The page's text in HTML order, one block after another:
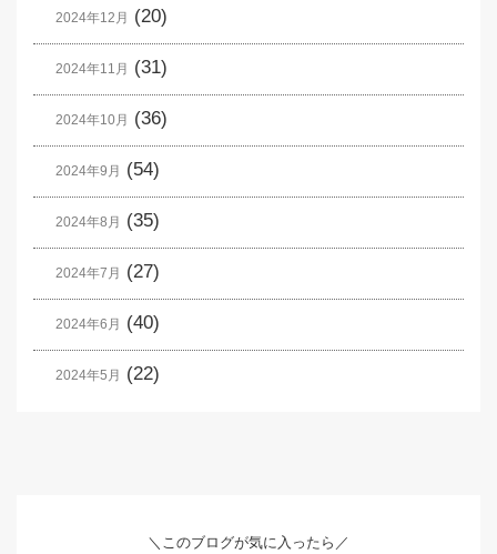
2024年12月 (20)
2024年11月 (31)
2024年10月 (36)
2024年9月 (54)
2024年8月 (35)
2024年7月 (27)
2024年6月 (40)
2024年5月 (22)
＼このブログが気に入ったら／